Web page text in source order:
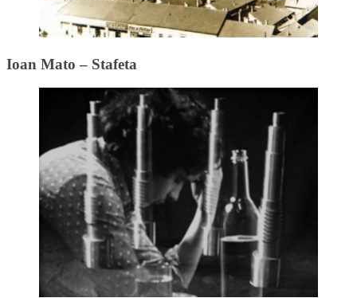
Ioan Mato – Stafeta